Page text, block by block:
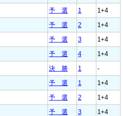
予 選 1
1+4
予 選 2
1+4
予 選 3
1+4
予 選 4
1+4
決 勝 1
-
予 選 1
1+4
予 選 2
1+4
予 選 3
1+4